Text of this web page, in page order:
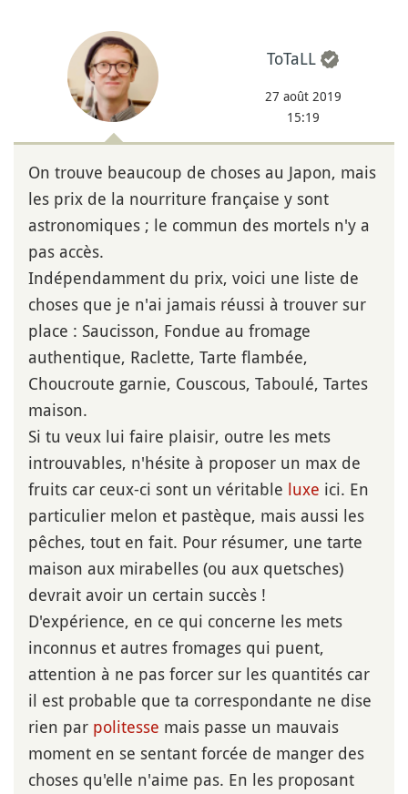
ToTaLL
27 août 2019
15:19
On trouve beaucoup de choses au Japon, mais
les prix de la nourriture française y sont
astronomiques ; le commun des mortels n'y a
pas accès.
Indépendamment du prix, voici une liste de
choses que je n'ai jamais réussi à trouver sur
place : Saucisson, Fondue au fromage
authentique, Raclette, Tarte flambée,
Choucroute garnie, Couscous, Taboulé, Tartes
maison.
Si tu veux lui faire plaisir, outre les mets
introuvables, n'hésite à proposer un max de
fruits car ceux-ci sont un véritable luxe ici. En
particulier melon et pastèque, mais aussi les
pêches, tout en fait. Pour résumer, une tarte
maison aux mirabelles (ou aux quetsches)
devrait avoir un certain succès !
D'expérience, en ce qui concerne les mets
inconnus et autres fromages qui puent,
attention à ne pas forcer sur les quantités car
il est probable que ta correspondante ne dise
rien par politesse mais passe un mauvais
moment en se sentant forcée de manger des
choses qu'elle n'aime pas. En les proposant